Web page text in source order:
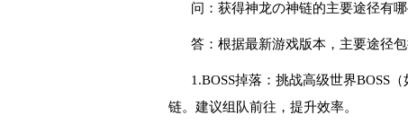
问：获得神龙の神链的主要途径有哪
答：根据最新游戏版本，主要途径包
1.BOSS掉落：挑战高级世界BOSS
链。建议组队前往，提升效率。